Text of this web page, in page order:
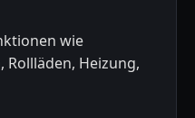
wie
Rollläden, Heizung,